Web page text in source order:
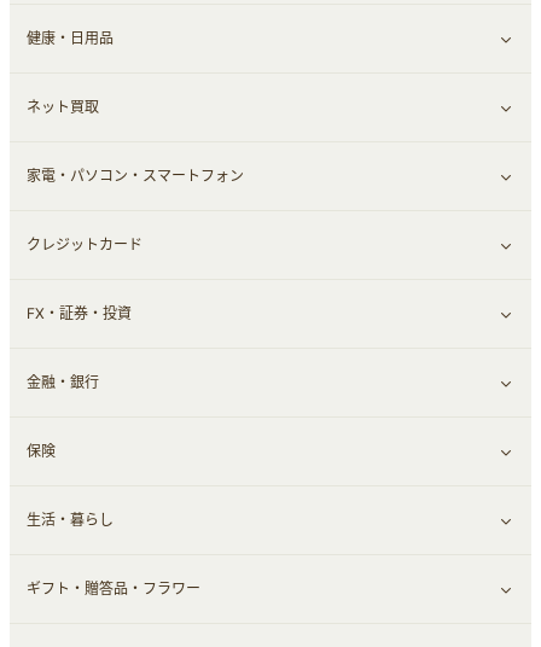
インナー・下着
スーツ・フォーマル
グルメ
お酒
食材宅配
ウォーターサーバー
すべて見る
ヘアケア
エステ・サロン
メンズ美容
健康・日用品
すべて見る
スポーツ・フィットネス
日用品・薬局・からだ
ネット買取
すべて見る
ネット買取
家電・パソコン・スマートフォン
すべて見る
家電・パソコン・ソフトウェア
通信・レンタルサーバー
スマホ・携帯電話・SIM
定額制有料コンテンツ
クレジットカード
すべて見る
クレジットカード
FX・証券・投資
すべて見る
証券
仮想通貨
金融・銀行
銀行・ネット銀行
キャッシング・ローン
保険
すべて見る
保険相談・面談
生活・暮らし
すべて見る
ギフト・贈答品・フラワー